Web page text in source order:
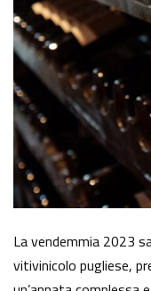
La vendemmia 2023
vitivinicolo pugliese,